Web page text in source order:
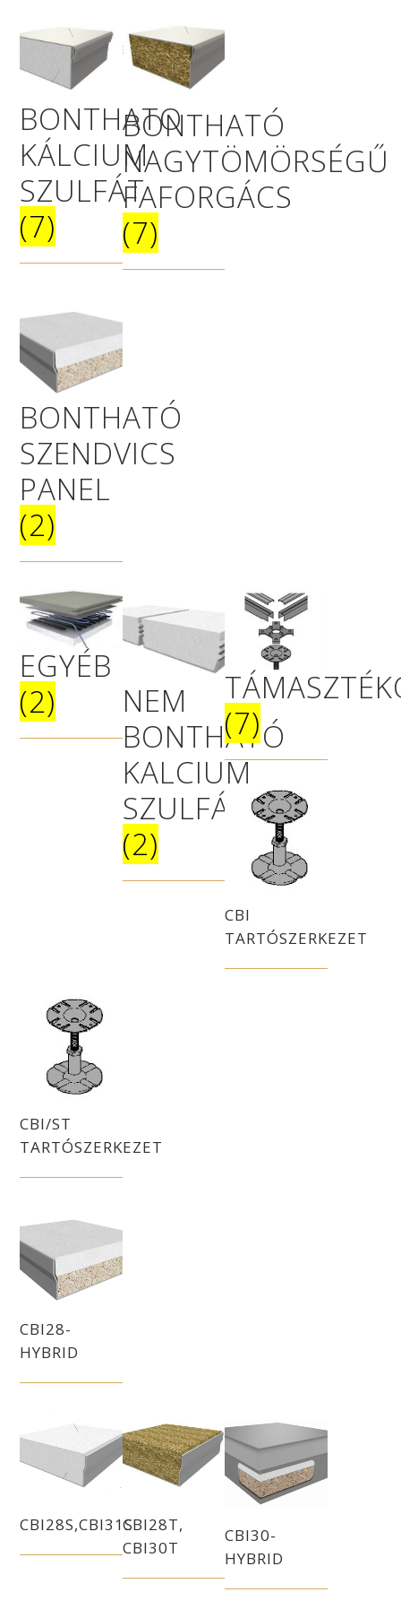
BONTHATÓ
KÁLCIUM
SZULFÁT
(7)
BONTHATÓ
NAGYTÖMÖRSÉGŰ
FAFORGÁCS
(7)
BONTHATÓ
SZENDVICS
PANEL
(2)
EGYÉB
(2)
NEM
BONTHATÓ
KALCIUM
SZULFÁT
(2)
(7)
CBI
TARTÓSZERKEZET
CBI/ST
TARTÓSZERKEZET
CBI28-
HYBRID
CBI28S,CBI31SCBI28T,
CBI30T
CBI30-
HYBRID